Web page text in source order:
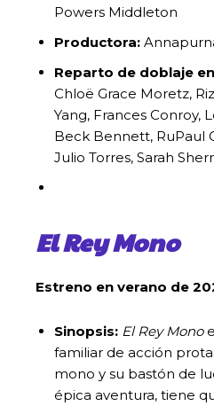
Powers Middleton
Productora:
Reparto de doblaje
Chloë Grace Moretz,
Yang, Frances Conroy,
Beck Bennett, RuPaul
Julio Torres, Sarah
El Rey Mono
Estreno en verano de
Sinopsis: El Rey Mono
familiar de acción
mono y su bastón de
épica aventura, tiene